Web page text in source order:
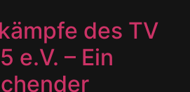
des TV
e.V. – Ein